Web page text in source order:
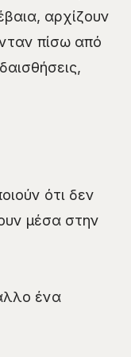
αρχίζουν
πίσω από
ότι δεν
μέσα στην
ένα